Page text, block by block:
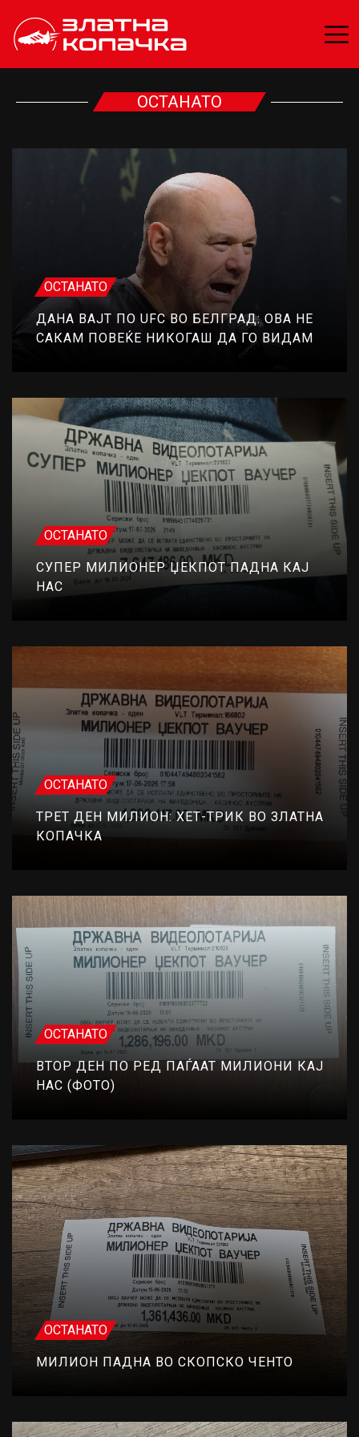
ОСТАНАТО
ОСТАНАТО
ДАНА ВАЈТ ПО UFC ВО БЕЛГРАД: ОВА НЕ
САКАМ ПОВЕЌЕ НИКОГАШ ДА ГО ВИДАМ
ОСТАНАТО
СУПЕР МИЛИОНЕР ЏЕКПОТ ПАДНА КАЈ
НАС
ОСТАНАТО
ТРЕТ ДЕН МИЛИОН: ХЕТ-ТРИК ВО ЗЛАТНА
КОПАЧКА
ОСТАНАТО
ВТОР ДЕН ПО РЕД ПАЃААТ МИЛИОНИ КАЈ
НАС (ФОТО)
ОСТАНАТО
МИЛИОН ПАДНА ВО СКОПСКО ЧЕНТО